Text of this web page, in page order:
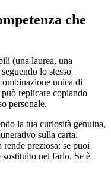
che
(una laurea, una
lo stesso
unica di
replicare copiando
personale.
la tua curiosità genuina,
sulla carta.
rende preziosa: se puoi
sostituito nel farlo. Se è